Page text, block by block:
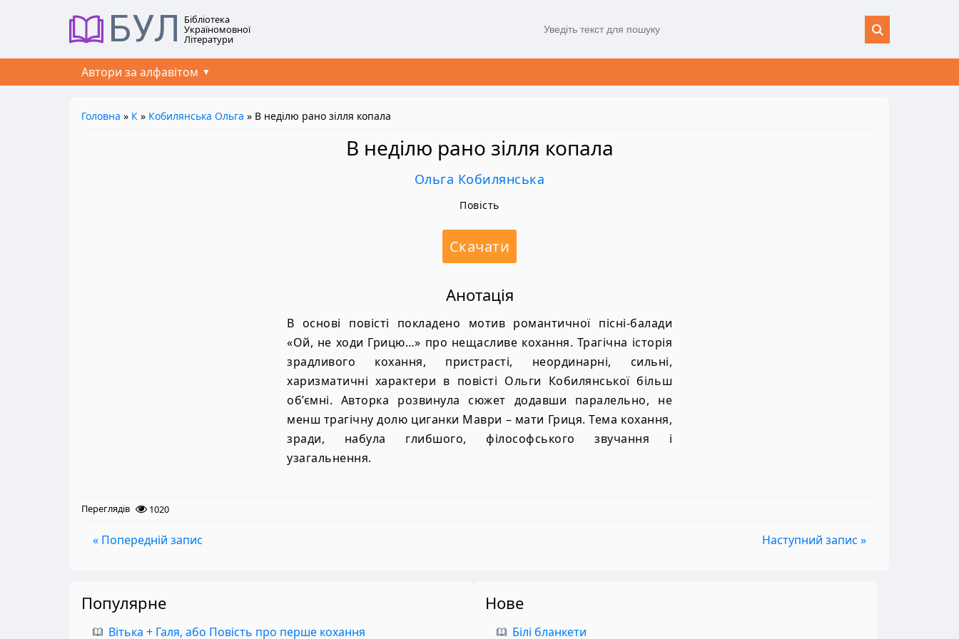
БУЛ Бібліотека
Україномовної
Літератури
Автори за алфавітом
Головна » К » Кобилянська Ольга » В неділю рано зілля копала
В неділю рано зілля копала
Ольга Кобилянська
Повість
Скачати
Анотація
В основі повісті покладено мотив романтичної пісні-балади
«Ой, не ходи Грицю…» про нещасливе кохання. Трагічна історія
зрадливого кохання, пристрасті, неординарні, сильні,
харизматичні характери в повісті Ольги Кобилянської більш
об’ємні. Авторка розвинула сюжет додавши паралельно, не
менш трагічну долю циганки Маври – мати Гриця. Тема кохання,
зради, набула глибшого, філософського звучання і
узагальнення.
Переглядів 1020
« Попередній запис Наступний запис »
Популярне
Вітька + Галя, або Повість про перше кохання
Нове
Білі бланкети